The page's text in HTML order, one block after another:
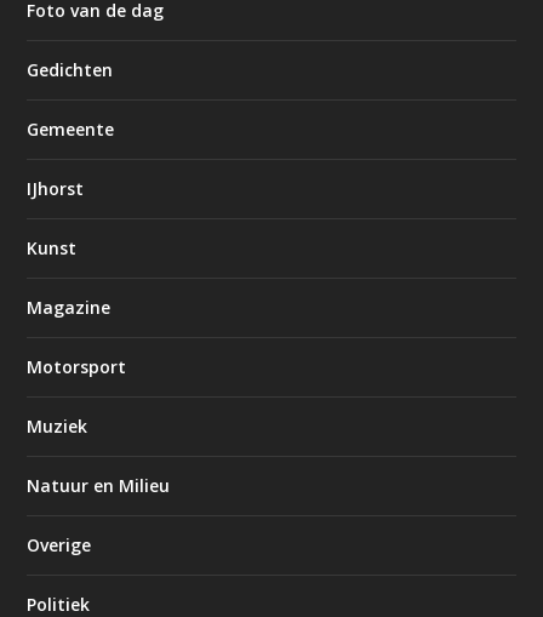
Foto van de dag
Gedichten
Gemeente
IJhorst
Kunst
Magazine
Motorsport
Muziek
Natuur en Milieu
Overige
Politiek